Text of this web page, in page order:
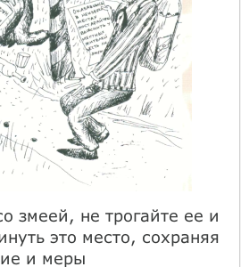
змеей, не трогайте ее и
это место, сохраняя
и меры